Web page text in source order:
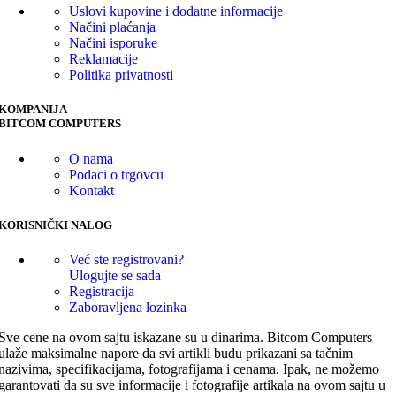
Uslovi kupovine i dodatne informacije
Načini plaćanja
Načini isporuke
Reklamacije
Politika privatnosti
COMPUTERS
O nama
Podaci o trgovcu
Kontakt
NALOG
Već ste registrovani?
Ulogujte se sada
Registracija
Zaboravljena lozinka
cene na ovom sajtu iskazane su u dinarima. Bitcom Computers
maksimalne napore da svi artikli budu prikazani sa tačnim
specifikacijama, fotografijama i cenama. Ipak, ne možemo
da su sve informacije i fotografije artikala na ovom sajtu u